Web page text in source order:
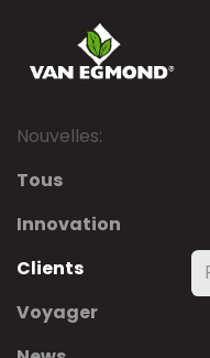
Nouvelles:
Tous
Innovation
Clients
Voyager